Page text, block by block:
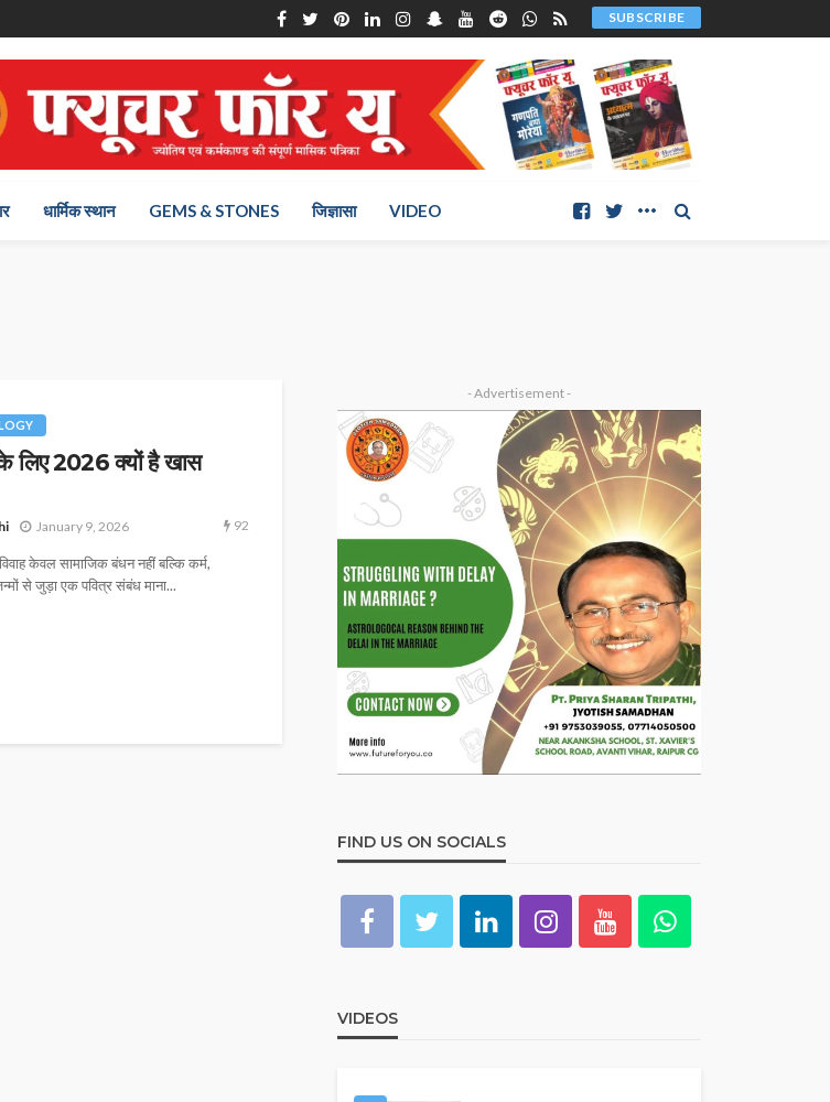
SUBSCRIBE
धार्मिक स्थान GEMS & STONES जिज्ञासा VIDEO
के लिए 2026 क्यों है खास
January 9, 2026 92
केवल सामाजिक बंधन नहीं बल्कि कर्म,
से जुड़ा एक पवित्र संबंध माना...
- Advertisement -
FIND US ON SOCIALS
VIDEOS